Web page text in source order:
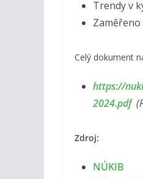
Trendy v
Celý dokument
https://
2024.pdf
Zdroj:
NÚKIB